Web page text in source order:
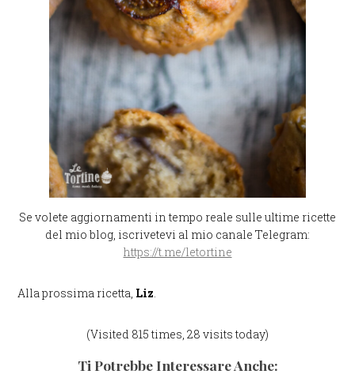
Se volete aggiornamenti in tempo reale sulle ultime ricette
del mio blog, iscrivetevi al mio canale Telegram:
https://t.me/letortine
Alla prossima ricetta, Liz
(Visited 815 times, 28 visits today)
Ti Potrebbe Interessare Anche: